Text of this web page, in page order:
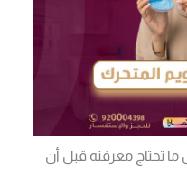
تحتاج معرفته قبل أن